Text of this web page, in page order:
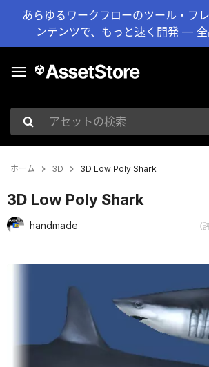
あらゆるワークフローのツール・フ
ンテンツで、もっと速く開発 — 全
アセットの検索
ホーム 3D 3D Low Poly Shark
3D Low Poly Shark
handmade （